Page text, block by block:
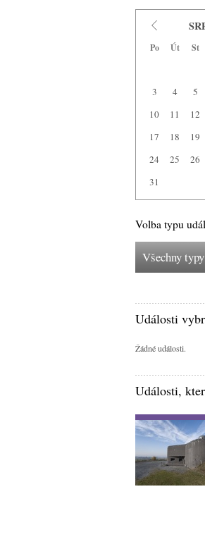
Po Út St
3
4 5
10
11 12
17
18 19
24
25 26
31
Volba typu
Všechny typy
Události
Žádné události.
Události,